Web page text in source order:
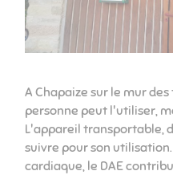
A Chapaize sur le mur
personne peut l'utiliser,
L'appareil transportable,
suivre pour son
cardiaque, le DAE